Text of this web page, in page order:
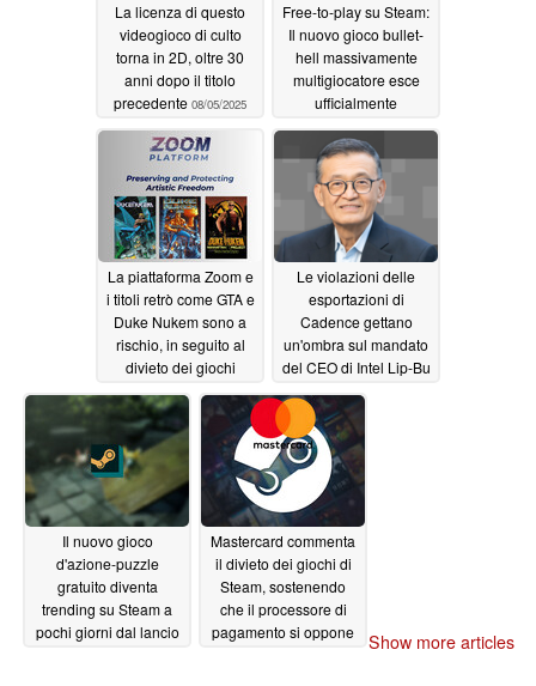
La licenza di questo
videogioco di culto
torna in 2D, oltre 30
anni dopo il titolo
precedente 08/05/2025
Free-to-play su Steam:
Il nuovo gioco bullet-
hell massivamente
multigiocatore esce
ufficialmente
dall'accesso anticipato
08/05/2025
La piattaforma Zoom e
i titoli retrò come GTA e
Duke Nukem sono a
rischio, in seguito al
divieto dei giochi
Steam08/05/2025
Le violazioni delle
esportazioni di
Cadence gettano
un'ombra sul mandato
del CEO di Intel Lip-Bu
Tan08/04/2025
Il nuovo gioco
d'azione-puzzle
gratuito diventa
trending su Steam a
pochi giorni dal lancio
Mastercard commenta
il divieto dei giochi di
Steam, sostenendo
che il processore di
pagamento si oppone
Show more articles